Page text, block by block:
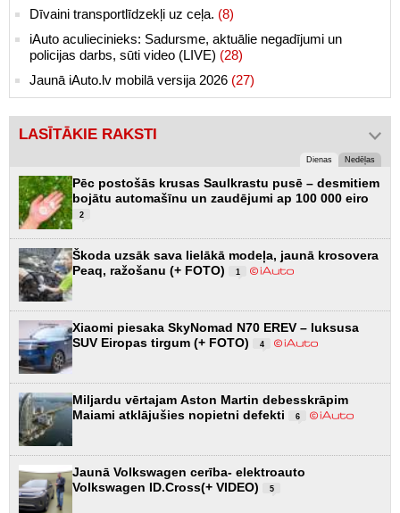
Dīvaini transportlīdzekļi uz ceļa. (8)
iAuto aculiecinieks: Sadursme, aktuālie negadījumi un
policijas darbs, sūti video (LIVE) (28)
Jaunā iAuto.lv mobilā versija 2026 (27)
LASĪTĀKIE RAKSTI
Dienas Nedēļas
Pēc postošās krusas Saulkrastu pusē – desmitiem
bojātu automašīnu un zaudējumi ap 100 000 eiro
2
Škoda uzsāk sava lielākā modeļa, jaunā krosovera
Peaq, ražošanu (+ FOTO)
1
Xiaomi piesaka SkyNomad N70 EREV – luksusa
SUV Eiropas tirgum (+ FOTO)
4
Miljardu vērtajam Aston Martin debesskrāpim
Maiami atklājušies nopietni defekti
6
Jaunā Volkswagen cerība- elektroauto
Volkswagen ID.Cross(+ VIDEO)
5